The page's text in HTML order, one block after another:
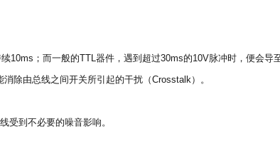
10ms；而一般的TTL器件，遇到超过30ms的10V脉冲时，便会导
除由总线之间开关所引起的干扰（Crosstalk）。
受到不必要的噪音影响。